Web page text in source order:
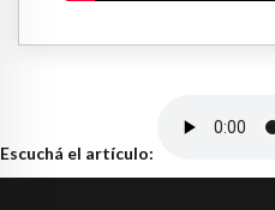
Escuchá el artículo: